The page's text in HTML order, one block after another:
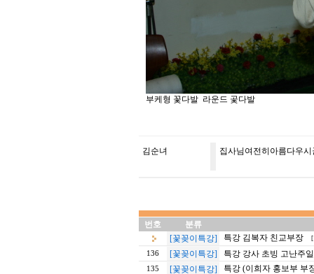
부케형 꽃다발 라운드 곷다발
김순녀 집사님여전히아름다우
번호
분류
[꽃꽂이특강]
특강 김복자 친교부장
136 [꽃꽂이특강] 특강 강사 초빙 고난주
135 [꽃꽂이특강] 특강 (이희자 홍보부 부